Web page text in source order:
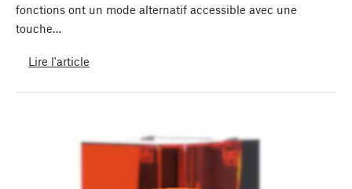
fonctions ont un mode alternatif accessible avec une
touche…
Lire l'article